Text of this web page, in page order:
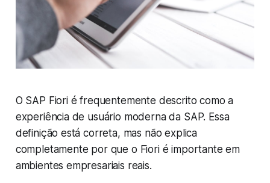
O SAP Fiori é frequentemente descrito como a
experiência de usuário moderna da SAP. Essa
definição está correta, mas não explica
completamente por que o Fiori é importante em
ambientes empresariais reais.